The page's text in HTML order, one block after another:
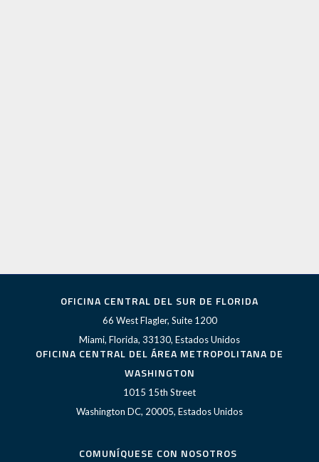
OFICINA CENTRAL DEL SUR DE FLORIDA
66 West Flagler, Suite 1200
Miami, Florida, 33130, Estados Unidos
OFICINA CENTRAL DEL ÁREA METROPOLITANA DE
WASHINGTON
1015 15th Street
Washington DC, 20005, Estados Unidos
COMUNÍQUESE CON NOSOTROS